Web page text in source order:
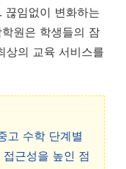
끊임없이 변화하는
원은 학생들의 잠
상의 교육 서비스를
고 수학 단계별
근성을 높인 점